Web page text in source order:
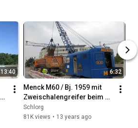
13:40 6:32
Menck M60 / Bj. 1959 mit
Zweischalengreifer beim
Baugrubenaushub in
München
Schlorg
81K views • 13 years ago